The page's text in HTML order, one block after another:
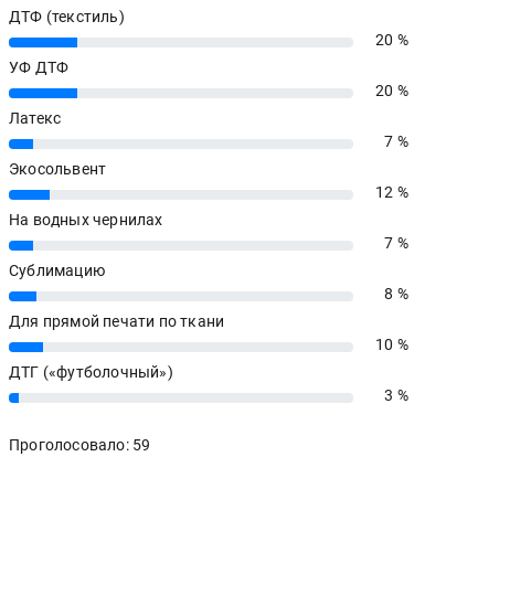
ДТФ (текстиль)
20%
20 %
УФ ДТФ
20%
20 %
Латекс
7%
7 %
Экосольвент
12%
12 %
На водных чернилах
7%
7 %
Сублимацию
8%
8 %
Для прямой печати по ткани
10%
10 %
ДТГ («футболочный»)
3% 3 %
Проголосовало: 59